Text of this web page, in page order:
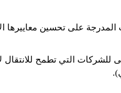
على تحسين معاييرها
للشركات التي تطمح للانتقال